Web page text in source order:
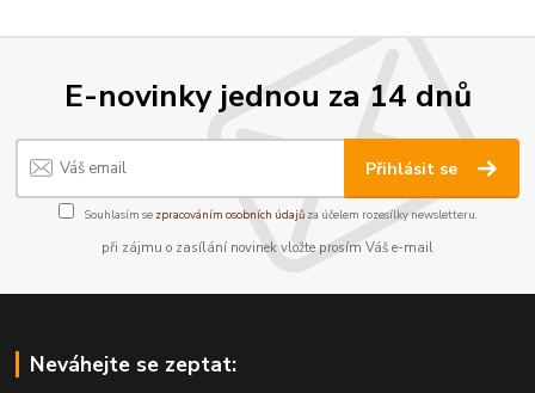
E-novinky jednou za 14 dnů
Přihlásit se
Souhlasím se zpracováním osobních údajůza účelem rozesílky newsletteru.
při zájmu o zasílání novinek vložte prosím Váš e-mail
Neváhejte se zeptat: